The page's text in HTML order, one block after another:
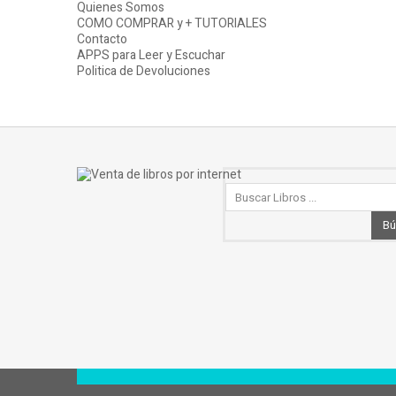
Quienes Somos
COMO COMPRAR y + TUTORIALES
Contacto
APPS para Leer y Escuchar
Politica de Devoluciones